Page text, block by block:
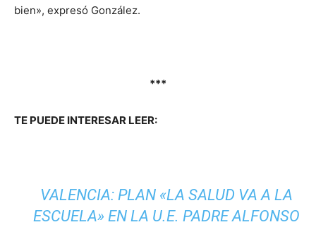
bien», expresó González.
***
TE PUEDE INTERESAR LEER:
VALENCIA: PLAN «LA SALUD VA A LA
ESCUELA» EN LA U.E. PADRE ALFONSO